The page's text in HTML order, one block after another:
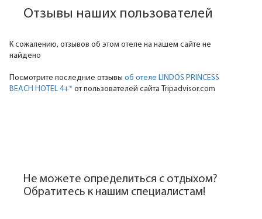
Отзывы наших пользователей
К сожалению, отзывов об этом отеле на нашем сайте не
найдено
Посмотрите последние отзывы об отеле LINDOS PRINCESS
BEACH HOTEL 4+* от пользователей сайта Tripadvisor.com
Не можете определиться с отдыхом?
Обратитесь к нашим специалистам!